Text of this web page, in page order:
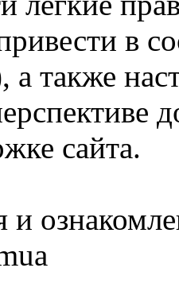
в
также
сайта.